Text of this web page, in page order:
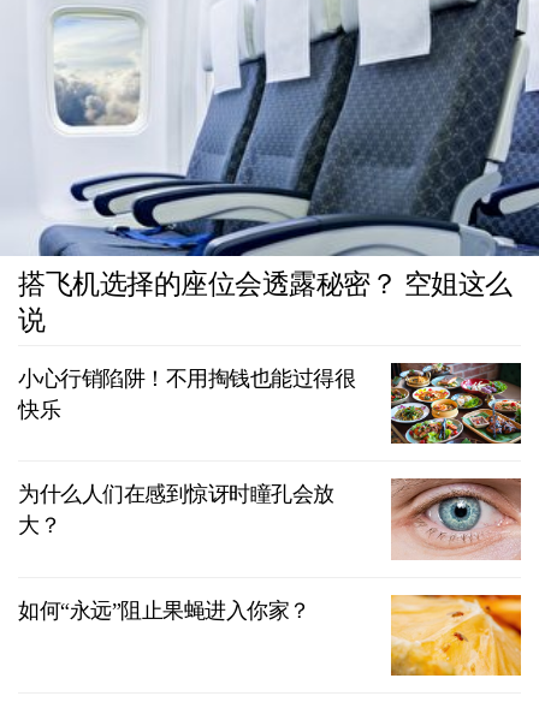
搭飞机选择的座位会透露秘密？ 空姐这么
说
小心行销陷阱！不用掏钱也能过得很
快乐
为什么人们在感到惊讶时瞳孔会放
大？
如何“永远”阻止果蝇进入你家？